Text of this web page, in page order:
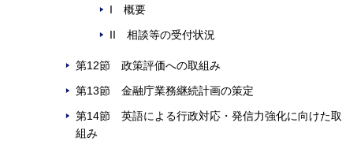
I 概要
II 相談等の受付状況
第12節 政策評価への取組み
第13節 金融庁業務継続計画の策定
第14節 英語による行政対応・発信力強化に向けた取
組み